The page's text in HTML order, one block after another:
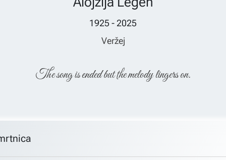
1925 - 2025
Veržej
The song is ended but the melody lingers on.